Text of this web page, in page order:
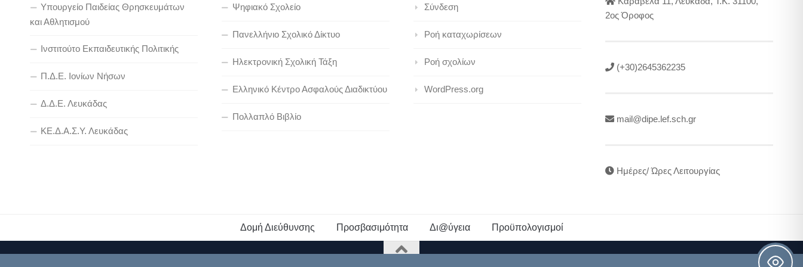
Υπουργείο Παιδείας Θρησκευμάτων
και Αθλητισμού
Ινστιτούτο Εκπαιδευτικής Πολιτικής
Π.Δ.Ε. Ιονίων Νήσων
Δ.Δ.Ε. Λευκάδας
ΚΕ.Δ.Α.Σ.Υ. Λευκάδας
Ψηφιακό Σχολείο
Πανελλήνιο Σχολικό Δίκτυο
Ηλεκτρονική Σχολική Τάξη
Ελληνικό Κέντρο Ασφαλούς Διαδικτύου
Πολλαπλό Βιβλίο
Σύνδεση
Ροή καταχωρίσεων
Ροή σχολίων
WordPress.org
2ος Όροφος
(+30)2645362235
mail@dipe.lef.sch.gr
Ημέρες/ Ώρες Λειτουργίας
Δομή Διεύθυνσης Προσβασιμότητα Δι@ύγεια Προϋπολογισμοί